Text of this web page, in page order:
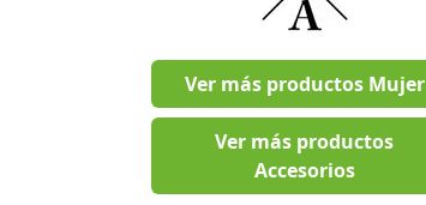
Ver más productos Mujer
Ver más productos
Accesorios